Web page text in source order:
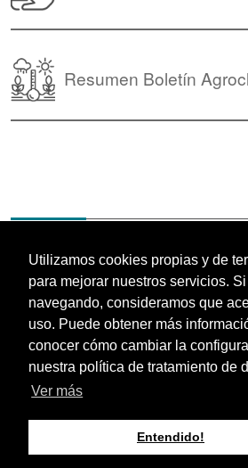
Utilizamos cookies propias y de
para mejorar nuestros servicios.
navegando, consideramos que
uso. Puede obtener más
conocer cómo cambiar la
nuestra política de tratamiento de
Ver más
Entendido!
Resumen Boletín
Política de
Personales|Políticas de
Condiciones de
Fondo para el Financiamiento
FINAGRO.